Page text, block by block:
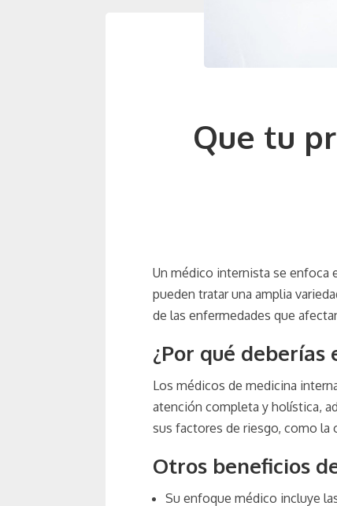
Que tu
Un médico internista se enfoca
pueden tratar una amplia
de las enfermedades que
¿Por qué
Los médicos de medicina
atención completa y holística,
sus factores de riesgo, como la
Otros beneficios
Su enfoque médico incluye